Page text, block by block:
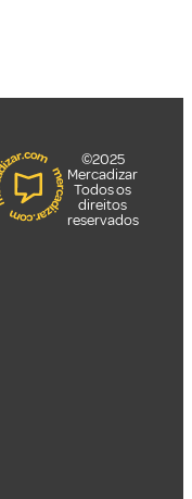
©2025
Mercadizar
Todos os
direitos
reservados